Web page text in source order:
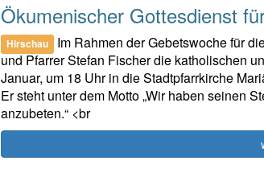
Ökumenischer Gottesdienst
Hirschau
Im Rahmen der Gebetswoche für
und Pfarrer Stefan Fischer die katholischen
Januar, um 18 Uhr in die Stadtpfarrkirche
Er steht unter dem Motto „Wir haben seinen
anzubeten.“ <br